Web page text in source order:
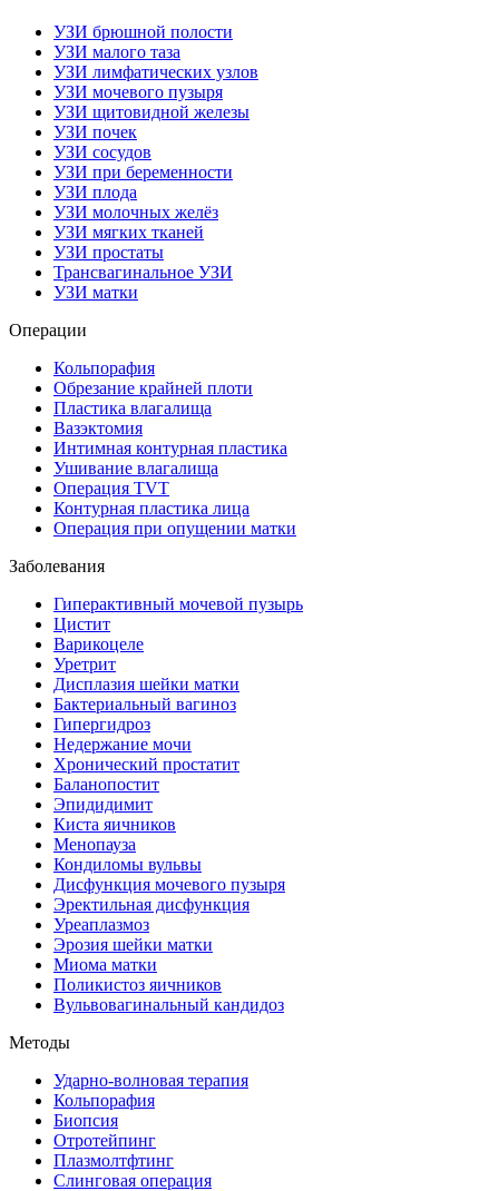
УЗИ брюшной полости
УЗИ малого таза
УЗИ лимфатических узлов
УЗИ мочевого пузыря
УЗИ щитовидной железы
УЗИ почек
УЗИ сосудов
УЗИ при беременности
УЗИ плода
УЗИ молочных желёз
УЗИ мягких тканей
УЗИ простаты
Трансвагинальное УЗИ
УЗИ матки
Операции
Кольпорафия
Обрезание крайней плоти
Пластика влагалища
Вазэктомия
Интимная контурная пластика
Ушивание влагалища
Операция TVT
Контурная пластика лица
Операция при опущении матки
Заболевания
Гиперактивный мочевой пузырь
Цистит
Варикоцеле
Уретрит
Дисплазия шейки матки
Бактериальный вагиноз
Гипергидроз
Недержание мочи
Хронический простатит
Баланопостит
Эпидидимит
Киста яичников
Менопауза
Кондиломы вульвы
Дисфункция мочевого пузыря
Эректильная дисфункция
Уреаплазмоз
Эрозия шейки матки
Миома матки
Поликистоз яичников
Вульвовагинальный кандидоз
Методы
Ударно-волновая терапия
Кольпорафия
Биопсия
Отротейпинг
Плазмолтфтинг
Слинговая операция